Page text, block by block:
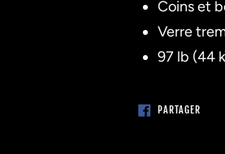
Coins et
Verre
97 lb (44
PARTAGER
SUR